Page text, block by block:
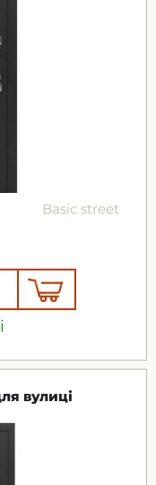
Basic street
вулиці